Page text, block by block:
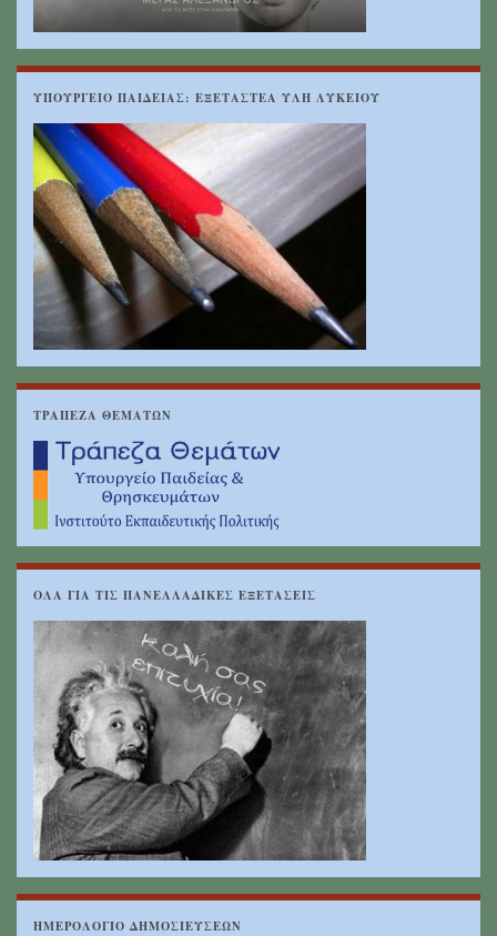
ΥΠΟΥΡΓΕΙΟ ΠΑΙΔΕΙΑΣ: ΕΞΕΤΑΣΤΕΑ ΥΛΗ ΛΥΚΕΙΟΥ
ΤΡΑΠΕΖΑ ΘΕΜΑΤΩΝ
ΟΛΑ ΓΙΑ ΤΙΣ ΠΑΝΕΛΛΑΔΙΚΕΣ ΕΞΕΤΑΣΕΙΣ
ΗΜΕΡΟΛΌΓΙΟ ΔΗΜΟΣΙΕΎΣΕΩΝ